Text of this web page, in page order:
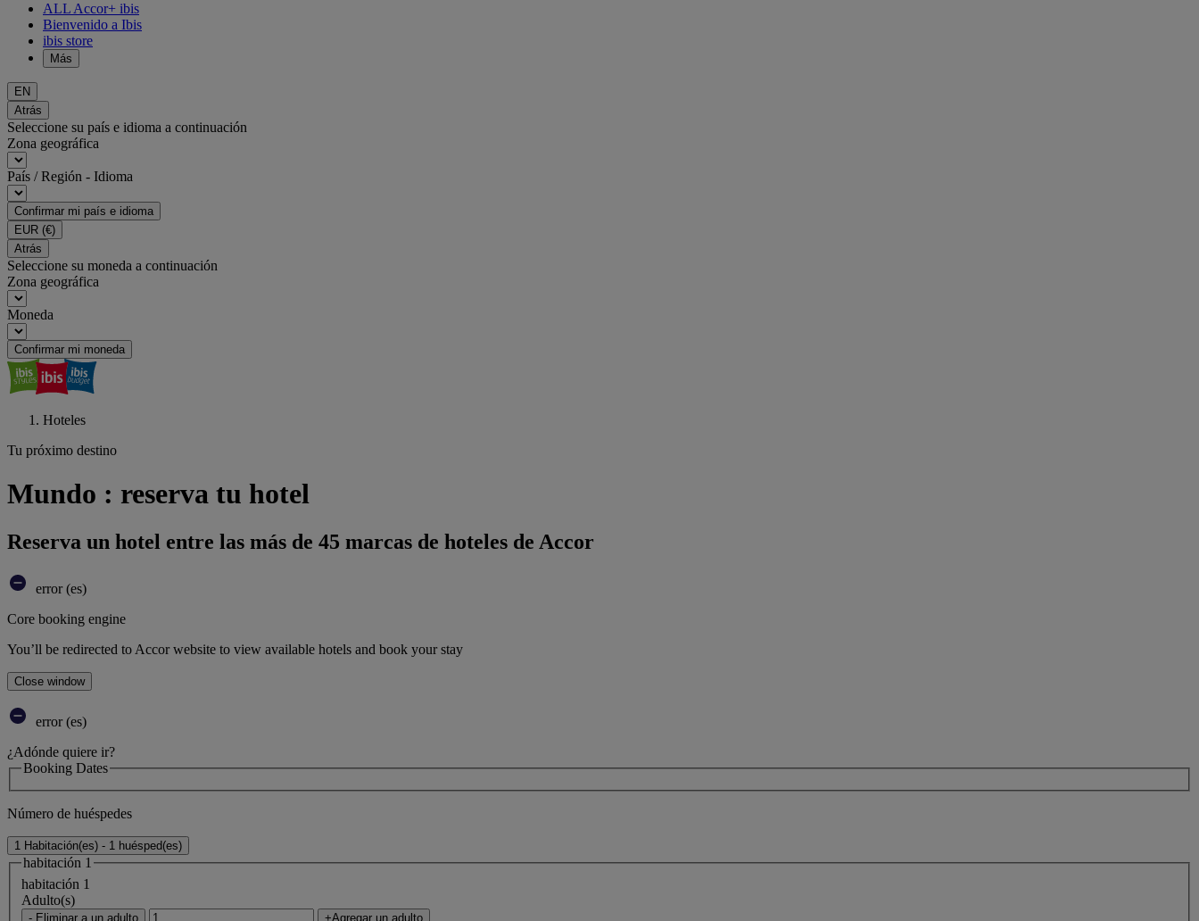
ALL Accor+ ibis
Bienvenido a Ibis
ibis store
Más
EN
Atrás
Seleccione su país e idioma a continuación
Zona geográfica
País / Región - Idioma
Confirmar mi país e idioma
EUR (€)
Atrás
Seleccione su moneda a continuación
Zona geográfica
Moneda
Confirmar mi moneda
Hoteles
Tu próximo destino
Mundo : reserva tu hotel
Reserva un hotel entre las más de 45 marcas de hoteles de Accor
error (es)
Core booking engine
You’ll be redirected to Accor website to view available hotels and book your stay
Close window
error (es)
¿Adónde quiere ir?
Booking Dates
Número de huéspedes
1 Habitación(es) - 1 huésped(es)
habitación 1
habitación 1
Adulto(s)
- Eliminar a un adulto +Agregar un adulto